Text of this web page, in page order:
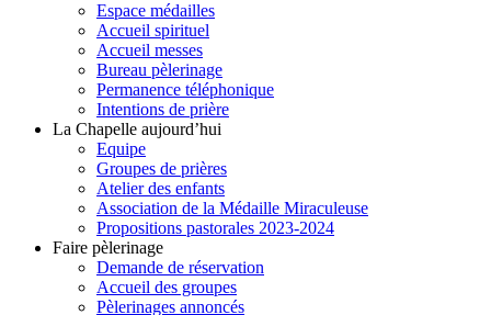
Espace médailles
Accueil spirituel
Accueil messes
Bureau pèlerinage
Permanence téléphonique
Intentions de prière
La Chapelle aujourd’hui
Equipe
Groupes de prières
Atelier des enfants
Association de la Médaille Miraculeuse
Propositions pastorales 2023-2024
Faire pèlerinage
Demande de réservation
Accueil des groupes
Pèlerinages annoncés